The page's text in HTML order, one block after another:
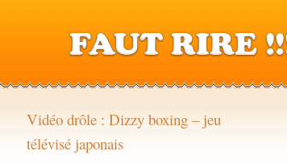
Vidéo drôle : Dizzy boxing – jeu
télévisé japonais